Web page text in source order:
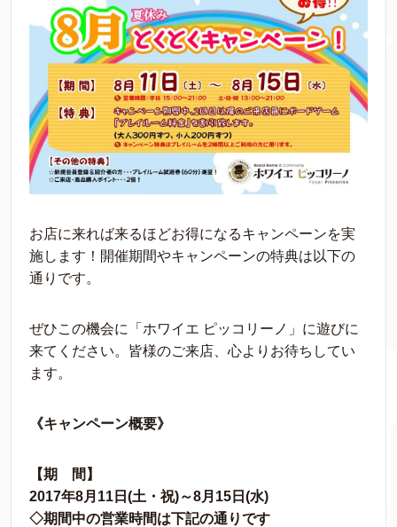
お店に来れば来るほどお得になるキャンペーンを実
施します！開催期間やキャンペーンの特典は以下の
通りです。
ぜひこの機会に「ホワイエ ピッコリーノ」に遊びに
来てください。皆様のご来店、心よりお待ちしてい
ます。
《キャンペーン概要》
【期 間】
2017年8月11日(土・祝)～8月15日(水)
◇期間中の営業時間は下記の通りです